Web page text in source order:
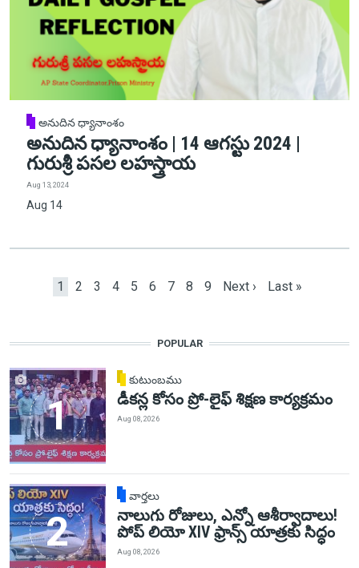
అనుదిన ధ్యానాంశం
అనుదిన ధ్యానాంశం | 14 ఆగస్టు 2024 |
గురుశ్రీ పసల లహస్త్రాయ
Aug 13, 2024
Aug 14
Current page
1 Page
2 Page
3 Page
4 Page
5 Page
6 Page
7 Page
8 Page
9 Next page
Next › Last page
Last »
POPULAR
కుటుంబము
డీకన్ల కోసం ప్రో-లైఫ్ శిక్షణ కార్యక్రమం
Aug 08, 2026
వార్తలు
నాలుగు రోజులు, ఎన్నో ఆశీర్వాదాలు!
పోప్ లియో XIV ఫ్రాన్స్ యాత్రకు సిద్ధం
Aug 08, 2026